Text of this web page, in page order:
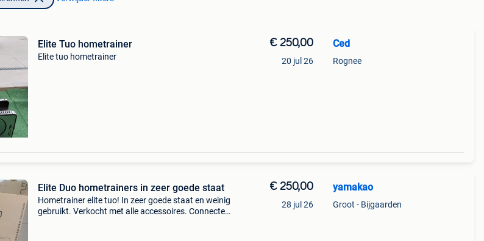
Elite Tuo hometrainer
Elite tuo hometrainer
€ 250,00
20 jul 26
Ced
Rognee
Elite Duo hometrainers in zeer goede staat
Hometrainer elite tuo! In zeer goede staat en weinig
gebruikt. Verkocht met alle accessoires. Connected
€ 250,00
28 jul 26
yamakao
Groot - Bijgaarden